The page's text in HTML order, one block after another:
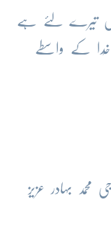
تیرے لئے ہے
خُدا کے واسطے
بہادر عزیز